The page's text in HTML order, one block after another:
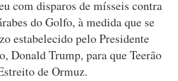
com disparos de mísseis contra
do Golfo, à medida que se
estabelecido pelo Presidente
Donald Trump, para que Teerão
de Ormuz.